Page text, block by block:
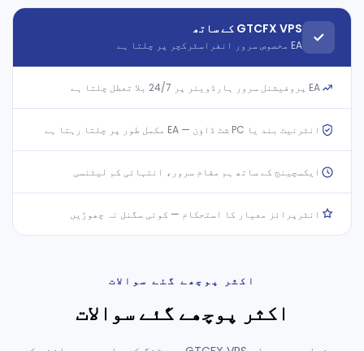
GTCFX VPS کے ساتھ
EA مخصوص سرور انفراسٹرکچر پر چلتا ہے
EA پروفیشنل سرور ہارڈویئر پر 24/7 بلا تعطل چلتا ہے
انٹرنیٹ بند یا PC شٹ ڈاؤن — EA مکمل طور پر چلتا رہتا ہے
ایکسچینج کے ساتھ ہم مقام سرور، انتہائی کم لیٹنسی
انٹرپرائز معیار کا استحکام — کوئی سگنل نہ چھوڑیں
اکثر پوچھے گئے سوالات
اکثر پوچھے گئے سوالات